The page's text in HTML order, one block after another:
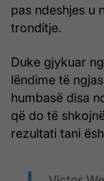
pas ndeshjes u
tronditje.
Duke gjykuar
lëndime të
humbasë disa
që do të
rezultati tani